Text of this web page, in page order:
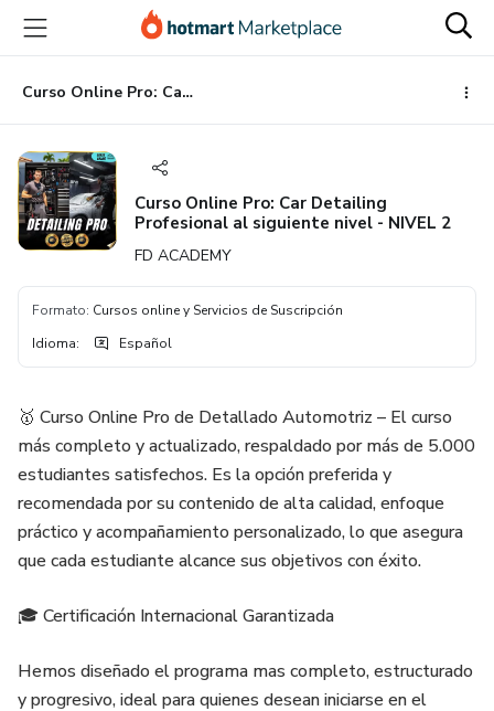
principal
página
de
página
Curso Online Pro: Car Detailing Profesional al siguiente nivel - NIVEL 2
Curso Online Pro: Car Detailing
Profesional al siguiente nivel - NIVEL 2
FD ACADEMY
Formato: Cursos online y Servicios de Suscripción
Idioma: Español
🥇 Curso Online Pro de Detallado Automotriz – El curso
más completo y actualizado, respaldado por más de 5.000
estudiantes satisfechos. Es la opción preferida y
recomendada por su contenido de alta calidad, enfoque
práctico y acompañamiento personalizado, lo que asegura
que cada estudiante alcance sus objetivos con éxito.
🎓 Certificación Internacional Garantizada
Hemos diseñado el programa mas completo, estructurado
y progresivo, ideal para quienes desean iniciarse en el